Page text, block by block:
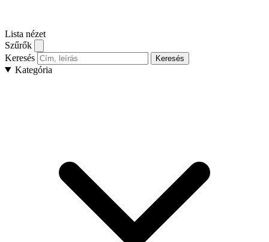
Lista nézet
Szűrők
Keresés
Keresés
Kategória